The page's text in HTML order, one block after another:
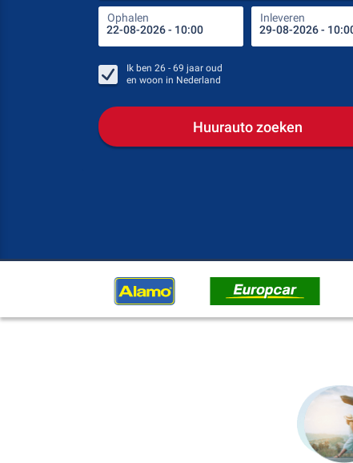
Ophalen Inleveren
Ik ben 26 - 69 jaar oud
en woon in Nederland
Huurauto zoeken